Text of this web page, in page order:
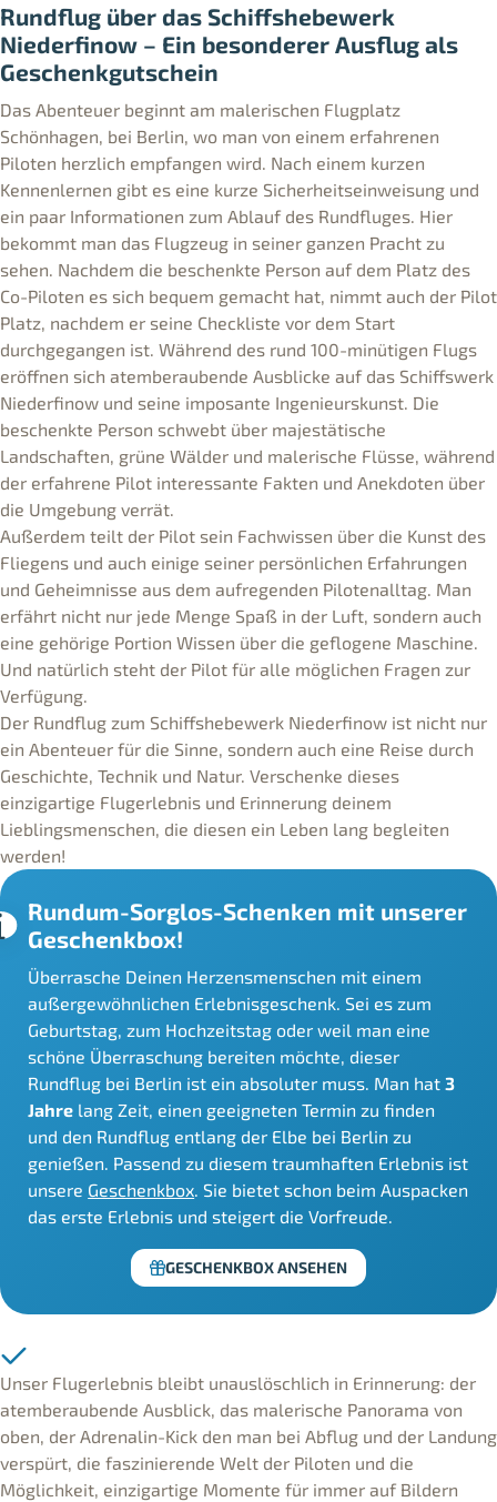
Rundflug über das Schiffshebewerk
Niederfinow – Ein besonderer Ausflug als
Geschenkgutschein
Das Abenteuer beginnt am malerischen Flugplatz
Schönhagen, bei Berlin, wo man von einem erfahrenen
Piloten herzlich empfangen wird. Nach einem kurzen
Kennenlernen gibt es eine kurze Sicherheitseinweisung und
ein paar Informationen zum Ablauf des Rundfluges. Hier
bekommt man das Flugzeug in seiner ganzen Pracht zu
sehen. Nachdem die beschenkte Person auf dem Platz des
Co-Piloten es sich bequem gemacht hat, nimmt auch der Pilot
Platz, nachdem er seine Checkliste vor dem Start
durchgegangen ist. Während des rund 100-minütigen Flugs
eröffnen sich atemberaubende Ausblicke auf das Schiffswerk
Niederfinow und seine imposante Ingenieurskunst. Die
beschenkte Person schwebt über majestätische
Landschaften, grüne Wälder und malerische Flüsse, während
der erfahrene Pilot interessante Fakten und Anekdoten über
die Umgebung verrät.
Außerdem teilt der Pilot sein Fachwissen über die Kunst des
Fliegens und auch einige seiner persönlichen Erfahrungen
und Geheimnisse aus dem aufregenden Pilotenalltag. Man
erfährt nicht nur jede Menge Spaß in der Luft, sondern auch
eine gehörige Portion Wissen über die geflogene Maschine.
Und natürlich steht der Pilot für alle möglichen Fragen zur
Verfügung.
Der Rundflug zum Schiffshebewerk Niederfinow ist nicht nur
ein Abenteuer für die Sinne, sondern auch eine Reise durch
Geschichte, Technik und Natur. Verschenke dieses
einzigartige Flugerlebnis und Erinnerung deinem
Lieblingsmenschen, die diesen ein Leben lang begleiten
werden!
Rundum-Sorglos-Schenken mit unserer
Geschenkbox!
Überrasche Deinen Herzensmenschen mit einem
außergewöhnlichen Erlebnisgeschenk. Sei es zum
Geburtstag, zum Hochzeitstag oder weil man eine
schöne Überraschung bereiten möchte, dieser
Rundflug bei Berlin ist ein absoluter muss. Man hat3
Jahre lang Zeit, einen geeigneten Termin zu finden
und den Rundflug entlang der Elbe bei Berlin zu
genießen. Passend zu diesem traumhaften Erlebnis ist
unsere Geschenkbox. Sie bietet schon beim Auspacken
das erste Erlebnis und steigert die Vorfreude.
GESCHENKBOX ANSEHEN
Unser Flugerlebnis bleibt unauslöschlich in Erinnerung: der
atemberaubende Ausblick, das malerische Panorama von
oben, der Adrenalin-Kick den man bei Abflug und der Landung
verspürt, die faszinierende Welt der Piloten und die
Möglichkeit, einzigartige Momente für immer auf Bildern